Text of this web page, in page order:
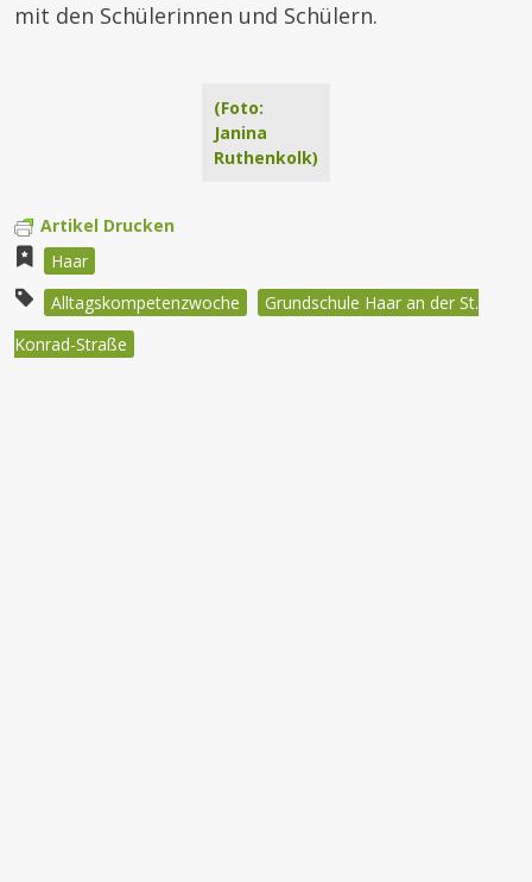
mit den Schülerinnen und Schülern.
(Foto:
Janina
Ruthenkolk)
Artikel Drucken
Haar
Alltagskompetenzwoche
Grundschule Haar an der St.
Konrad-Straße